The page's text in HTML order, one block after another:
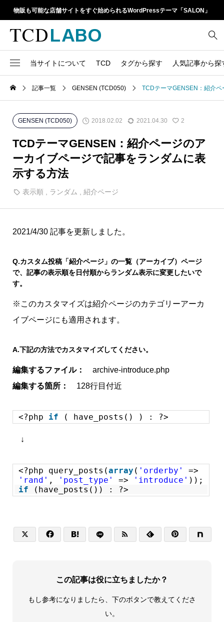
物販も可能な店舗サイトをすぐ始められるWordPressテーマ「SALON」
当サイトについて TCD タグから探す 人気記事から探
1カラム
Google Map
14
iframe
meta description 21
retinaディスプレイ
SNSアイコン
TCD LABOとは
TCDテーマ一覧
ファイルの編集方法
WordPressテーマ比較
人気ランキング
アップデート情報
よくあるご質問
記事一覧 GENSEN (TCD050) TCDテーマGENSEN：紹介
GENSEN (TCD050) 2018.02.02 2021.04.30 2
TCDテーマGENSEN：紹介ページのア
ーカイブページで記事をランダムに表
示する方法
表示順 , ランダム , 紹介ページ
2021/4/30 記事を更新しました。
Q.カスタム投稿「紹介ページ」の一覧（アーカイブ）ページ
で、記事の表示順を日付順からランダム表示に変更したいで
す。
※このカスタマイズは紹介ページのカテゴリーアーカ
イブページにも適用されます。
A.下記の方法でカスタマイズしてください。
編集するファイル：
archive-introduce.php
編集する箇所：
128行目付近
<?php if ( have_posts() ) : ?>
↓
<?php query_posts(array ( 'orderby'
=>
'rand' , 'post_type' => 'introduce' ));
if
(have_posts()) : ?>
     
この記事は役に立ちましたか？
もし参考になりましたら、下のボタンで教えてくださ
い。